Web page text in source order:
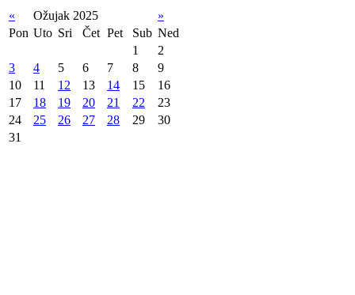
« Ožujak 2025
»
Pon Uto Sri Čet Pet Sub Ned
1
2
3
4 5 6 7 8
9
10
11 12 13 14 15
16
17
18 19 20 21 22
23
24
25 26 27 28 29
30
31